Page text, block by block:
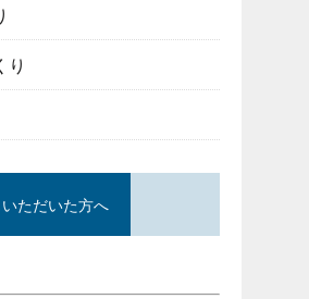
り
ただいた方へ